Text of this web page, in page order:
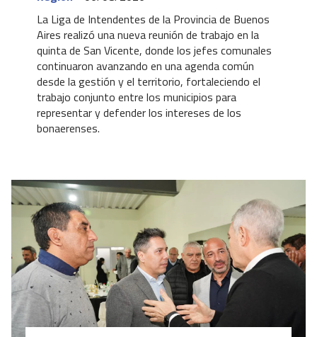
La Liga de Intendentes de la Provincia de Buenos
Aires realizó una nueva reunión de trabajo en la
quinta de San Vicente, donde los jefes comunales
continuaron avanzando en una agenda común
desde la gestión y el territorio, fortaleciendo el
trabajo conjunto entre los municipios para
representar y defender los intereses de los
bonaerenses.